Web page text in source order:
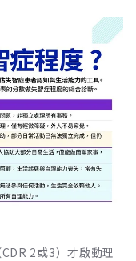
2或3）才啟動理